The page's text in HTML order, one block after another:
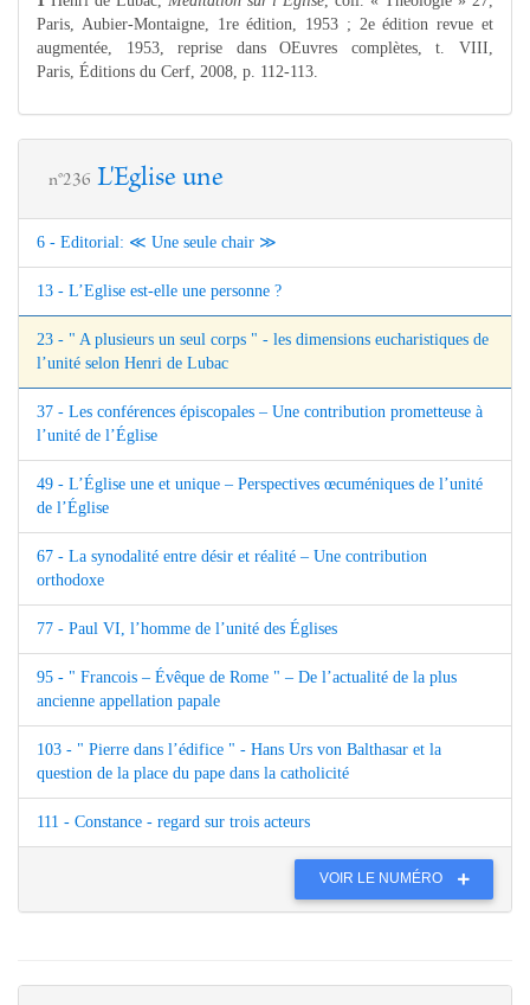
Paris, Aubier-Montaigne, 1re édition, 1953 ; 2e édition revue et
augmentée, 1953, reprise dans OEuvres complètes, t. VIII,
Paris, Éditions du Cerf, 2008, p. 112-113.
n°236 L'Eglise une
6 - Editorial: ≪ Une seule chair ≫
13 - L’Eglise est-elle une personne ?
23 - " A plusieurs un seul corps " - les dimensions eucharistiques de
l’unité selon Henri de Lubac
37 - Les conférences épiscopales – Une contribution prometteuse à
l’unité de l’Église
49 - L’Église une et unique – Perspectives œcuméniques de l’unité
de l’Église
67 - La synodalité entre désir et réalité – Une contribution
orthodoxe
77 - Paul VI, l’homme de l’unité des Églises
95 - " Francois – Évêque de Rome " – De l’actualité de la plus
ancienne appellation papale
103 - " Pierre dans l’édifice " - Hans Urs von Balthasar et la
question de la place du pape dans la catholicité
111 - Constance - regard sur trois acteurs
VOIR LE NUMÉRO